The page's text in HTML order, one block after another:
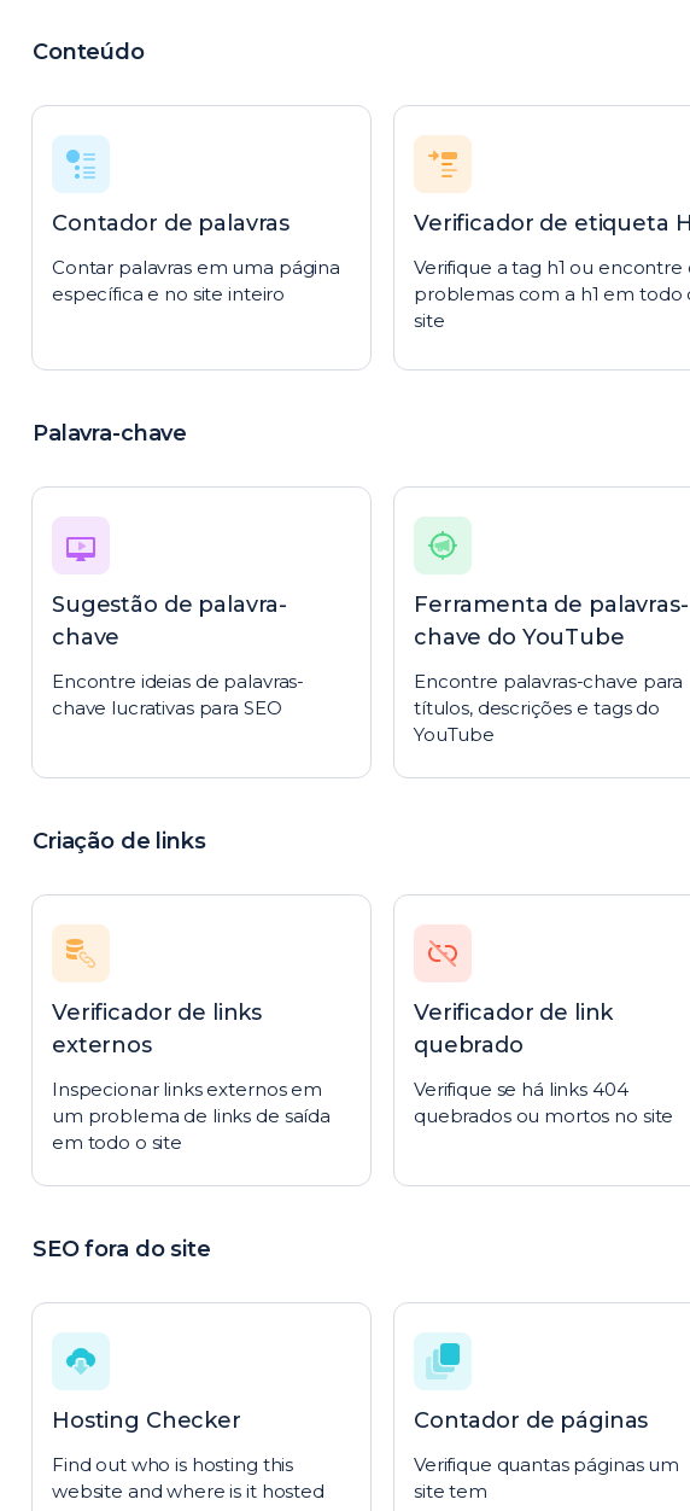
Conteúdo
Contador de palavras
Contar palavras em uma página
específica e no site inteiro
Verificador de etiqueta
Verifique a tag h1 ou encontre
problemas com a h1 em todo
site
Palavra-chave
Sugestão de palavra-
chave
Encontre ideias de palavras-
chave lucrativas para SEO
Ferramenta de palavras-
chave do YouTube
Encontre palavras-chave para
títulos, descrições e tags do
YouTube
Criação de links
Verificador de links
externos
Inspecionar links externos em
um problema de links de saída
em todo o site
Verificador de link
quebrado
Verifique se há links 404
quebrados ou mortos no site
SEO fora do site
Hosting Checker
Find out who is hosting this
website and where is it hosted
Contador de páginas
Verifique quantas páginas um
site tem